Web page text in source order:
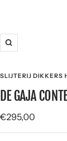
Zoom
SLIJTERIJ DIKKERS
DE GAJA
Sale
price
€295,00